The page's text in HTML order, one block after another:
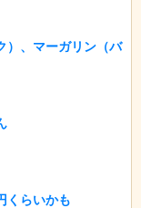
）、マーガリン（バ
くらいかも